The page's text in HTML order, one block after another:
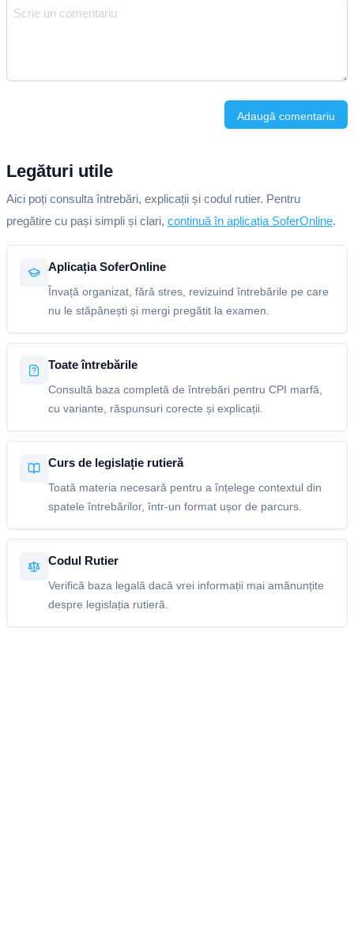
Adaugă comentariu
Legături utile
Aici poți consulta întrebări, explicații și codul rutier. Pentru
pregătire cu pași simpli și clari, continuă în aplicația SoferOnline.
Aplicația SoferOnline
Învață organizat, fără stres, revizuind întrebările pe care
nu le stăpânești și mergi pregătit la examen.
Toate întrebările
Consultă baza completă de întrebări pentru CPI marfă,
cu variante, răspunsuri corecte și explicații.
Curs de legislație rutieră
Toată materia necesară pentru a înțelege contextul din
spatele întrebărilor, într-un format ușor de parcurs.
Codul Rutier
Verifică baza legală dacă vrei informații mai amănunțite
despre legislația rutieră.